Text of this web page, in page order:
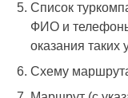
Список
ФИО и
оказания таких
Схему